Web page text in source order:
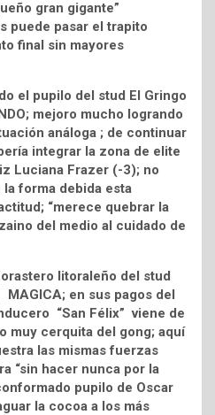
gran gigante”
puede pasar el trapito
final sin mayores
el pupilo del stud El Gringo
mejoro mucho logrando
análoga ; de continuar
integrar la zona de elite
Luciana Frazer (-3); no
forma debida esta
“merece quebrar la
del medio al cuidado de
litoraleño del stud
en sus pagos del
“San Félix” viene de
muy cerquita del gong; aquí
las mismas fuerzas
“sin hacer nunca por la
pupilo de Oscar
la cocoa a los más